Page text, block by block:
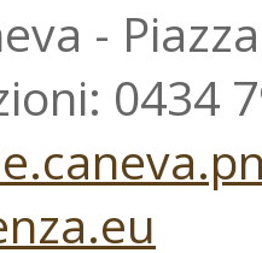
-
0434